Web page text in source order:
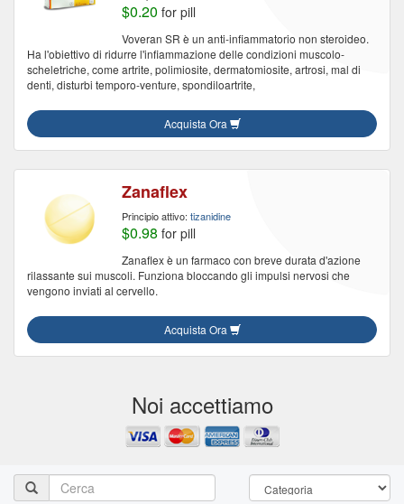
$0.20 for pill
Voveran SR è un anti-infiammatorio non steroideo.
Ha l'obiettivo di ridurre l'infiammazione delle condizioni muscolo-
scheletriche, come artrite, polimiosite, dermatomiosite, artrosi, mal di
denti, disturbi temporo-venture, spondiloartrite,
Acquista Ora
Zanaflex
Principio attivo: tizanidine
$0.98 for pill
Zanaflex è un farmaco con breve durata d'azione
rilassante sui muscoli. Funziona bloccando gli impulsi nervosi che
vengono inviati al cervello.
Acquista Ora
Noi accettiamo